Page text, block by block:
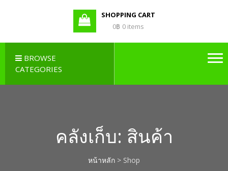
NETWORK
SHOPPING CART
0฿ 0 items
BROWSE
CATEGORIES
คลังเก็บ: สินค้า
หน้าหลัก > Shop